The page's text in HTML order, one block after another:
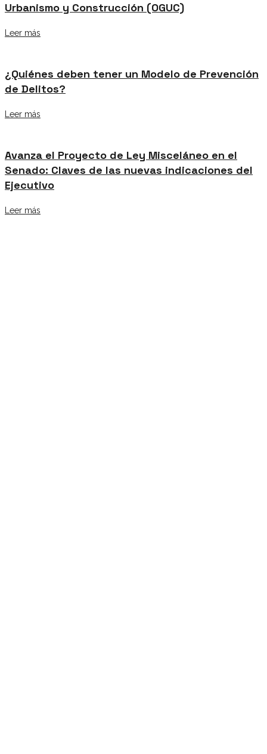
Urbanismo y Construcción (OGUC)
Leer más
¿Quiénes deben tener un Modelo de Prevención
de Delitos?
Leer más
Avanza el Proyecto de Ley Misceláneo en el
Senado: Claves de las nuevas indicaciones del
Ejecutivo
Leer más